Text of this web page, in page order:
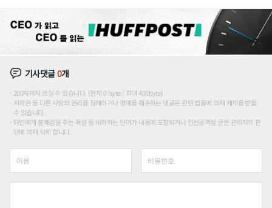
기사댓글0개
200자까지 쓰실 수 있습니다. (현재 0 byte / 최대 400byte)
저작권 등 다른 사람의 권리를 침해하거나 명예를 훼손하는 댓글은 관련 법률에 의해 제재를 받을
수 있습니다.
타인에게 불쾌감을 주는 욕설 등 비하하는 단어가 내용에 포함되거나 인신공격성 글은 관리자의 판
단에 의해 삭제 합니다.